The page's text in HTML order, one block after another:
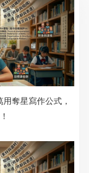
奪星寫作公式，